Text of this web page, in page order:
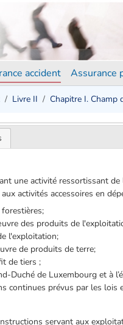
accident Assurance
Livre II Chapitre I. Champ
une activité ressortissant
activités accessoires en
des produits de
l'exploitation;
de produits de terre;
de tiers ;
Duché de Luxembourg et à
continues prévus par les lois
servant aux